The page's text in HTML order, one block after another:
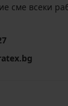
сме всеки